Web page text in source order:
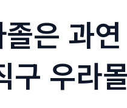
은 과
구 우